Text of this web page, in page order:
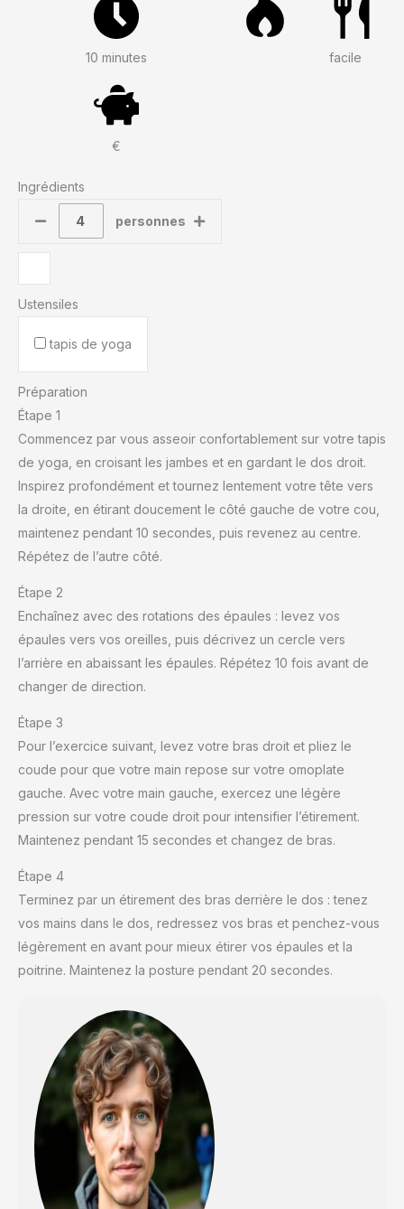
10 minutes facile
€
Ingrédients
personnes
Ustensiles
tapis de yoga
Préparation
Étape 1
Commencez par vous asseoir confortablement sur votre tapis
de yoga, en croisant les jambes et en gardant le dos droit.
Inspirez profondément et tournez lentement votre tête vers
la droite, en étirant doucement le côté gauche de votre cou,
maintenez pendant 10 secondes, puis revenez au centre.
Répétez de l’autre côté.
Étape 2
Enchaînez avec des rotations des épaules : levez vos
épaules vers vos oreilles, puis décrivez un cercle vers
l’arrière en abaissant les épaules. Répétez 10 fois avant de
changer de direction.
Étape 3
Pour l’exercice suivant, levez votre bras droit et pliez le
coude pour que votre main repose sur votre omoplate
gauche. Avec votre main gauche, exercez une légère
pression sur votre coude droit pour intensifier l’étirement.
Maintenez pendant 15 secondes et changez de bras.
Étape 4
Terminez par un étirement des bras derrière le dos : tenez
vos mains dans le dos, redressez vos bras et penchez-vous
légèrement en avant pour mieux étirer vos épaules et la
poitrine. Maintenez la posture pendant 20 secondes.